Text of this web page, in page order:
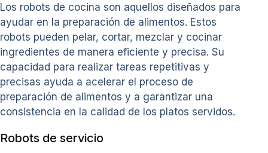
Los robots de cocina son aquellos diseñados para
ayudar en la preparación de alimentos. Estos
robots pueden pelar, cortar, mezclar y cocinar
ingredientes de manera eficiente y precisa. Su
capacidad para realizar tareas repetitivas y
precisas ayuda a acelerar el proceso de
preparación de alimentos y a garantizar una
consistencia en la calidad de los platos servidos.
Robots de servicio